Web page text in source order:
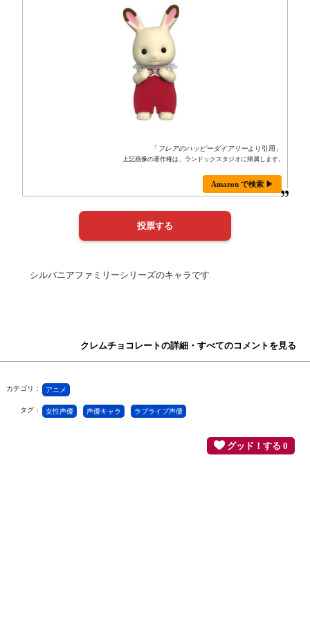
「 フレアのハッピーダイアリーより引用」
上記画像の著作権は、ランドックスタジオに帰属します。
Amazon で検索 ▶
シルバニアファミリーシリーズのキャラです
クレムチョコレートの詳細・すべてのコメントを見る
カテゴリ： アニメ
タグ： 女性声優 声優キャラ ラブライブ声優
グッド！する 0